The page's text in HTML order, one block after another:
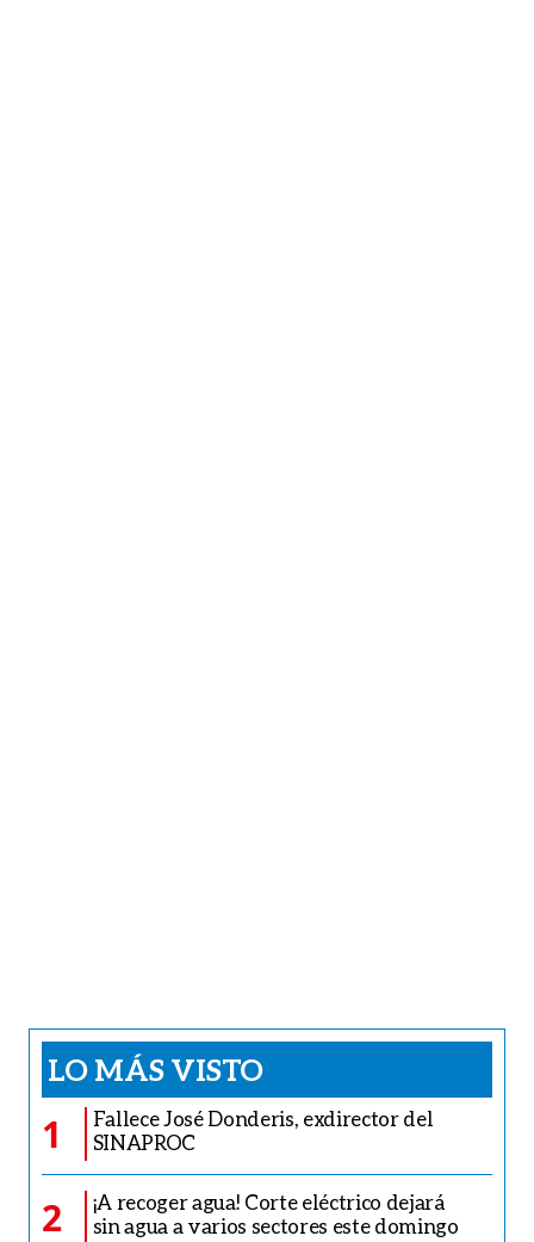
LO MÁS VISTO
1
Fallece José Donderis, exdirector del
SINAPROC
2
¡A recoger agua! Corte eléctrico dejará
sin agua a varios sectores este domingo